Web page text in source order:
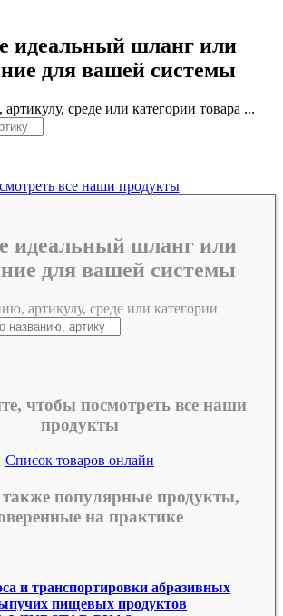
идеальный шланг или
для вашей системы
среде или категории товара ...
все наши продукты
идеальный шланг или
для вашей системы
артикулу, среде или категории
чтобы посмотреть все наши
продукты
Список товаров онлайн
популярные продукты,
на практике
и транспортировки абразивных
пищевых продуктов